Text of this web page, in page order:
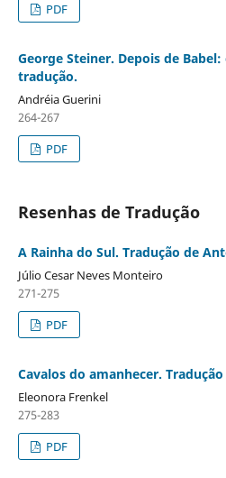
PDF
George Steiner. Depois de
tradução.
Andréia Guerini
264-267
PDF
Resenhas de Tradução
A Rainha do Sul. Tradução de
Júlio Cesar Neves Monteiro
271-275
PDF
Cavalos do amanhecer.
Eleonora Frenkel
275-283
PDF